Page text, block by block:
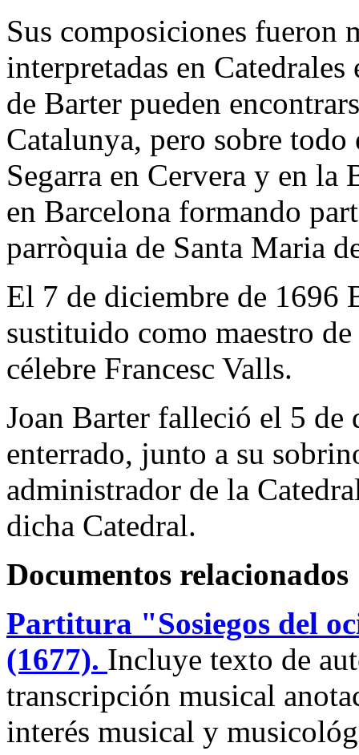
Sus composiciones fueron
interpretadas en
de Barter pueden
Catalunya, pero sobre
Segarra en Cervera y en
en Barcelona formando
parròquia de Santa Maria
El 7 de diciembre de
sustituido como maestro
célebre Francesc Valls.
Joan Barter falleció el 5 de
enterrado, junto a su
administrador de la
dicha Catedral.
Documentos relacionados
Partitura "Sosiegos del
(1677). Incluye texto de
transcripción musical
interés musical y